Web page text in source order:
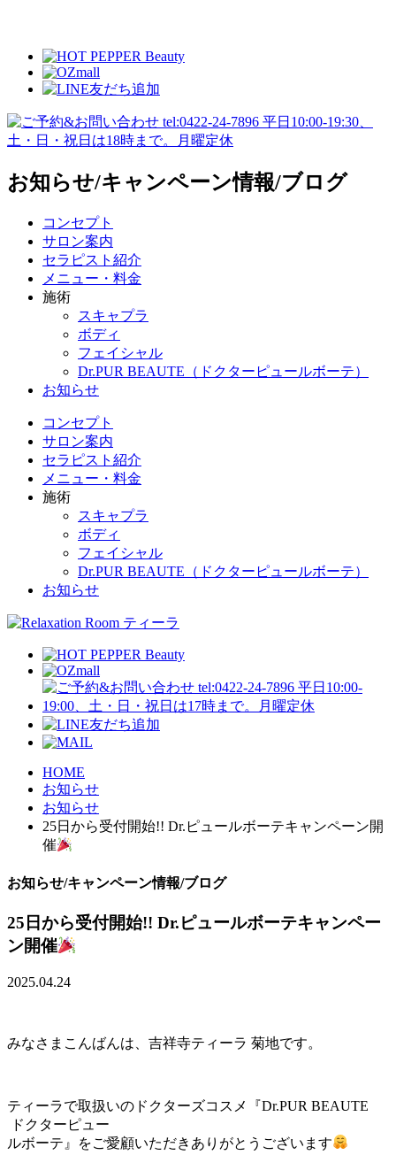
お知らせ/キャンペーン情報/ブログ
コンセプト
サロン案内
セラピスト紹介
メニュー・料金
施術
スキャプラ
ボディ
フェイシャル
Dr.PUR BEAUTE（ドクターピュールボーテ）
お知らせ
コンセプト
サロン案内
セラピスト紹介
メニュー・料金
施術
スキャプラ
ボディ
フェイシャル
Dr.PUR BEAUTE（ドクターピュールボーテ）
お知らせ
HOME
お知らせ
お知らせ
25日から受付開始!! Dr.ピュールボーテキャンペーン開
催
お知らせ/キャンペーン情報/ブログ
25日から受付開始!! Dr.ピュールボーテキャンペー
ン開催
2025.04.24
みなさまこんばんは、吉祥寺ティーラ 菊地です。
ティーラで取扱いのドクターズコスメ『Dr.PUR BEAUTE
ドクターピュー
ルボーテ』をご愛顧いただきありがとうございます